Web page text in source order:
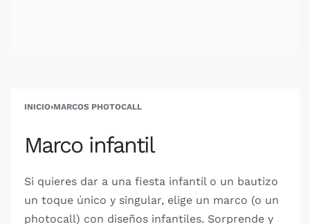
INICIO›MARCOS PHOTOCALL
Marco infantil
Si quieres dar a una fiesta infantil o un bautizo
un toque único y singular, elige un marco (o un
photocall) con diseños infantiles. Sorprende y